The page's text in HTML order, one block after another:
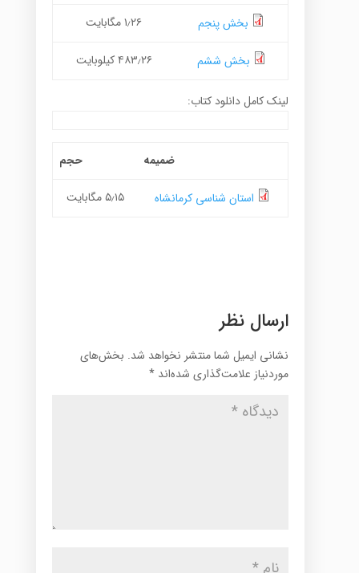
بخش پنجم ۱٫۲۶ مگابایت
بخش ششم ۴۸۳٫۲۶ کیلوبایت
لینک کامل دانلود کتاب:
ضمیمه حجم
استان شناسی کرمانشاه ۵٫۱۵ مگابایت
ارسال نظر
نشانی ایمیل شما منتشر نخواهد شد. بخش‌های
موردنیاز علامت‌گذاری شده‌اند *